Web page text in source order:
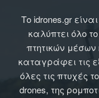
Το idrones.gr
καλύπτει όλο
πτητικών
καταγράφει τις
όλες τις πτυχές
drones, της